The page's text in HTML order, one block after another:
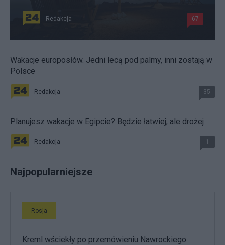
Redakcja 67
Wakacje europosłów. Jedni lecą pod palmy, inni zostają w
Polsce
Redakcja 35
Planujesz wakacje w Egipcie? Będzie łatwiej, ale drożej
Redakcja 1
Najpopularniejsze
Rosja
Kreml wściekły po przemówieniu Nawrockiego.